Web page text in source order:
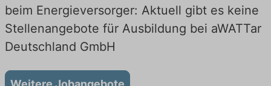
beim Energieversorger: Aktuell gibt es keine
Stellenangebote für Ausbildung bei aWATTar
Deutschland GmbH